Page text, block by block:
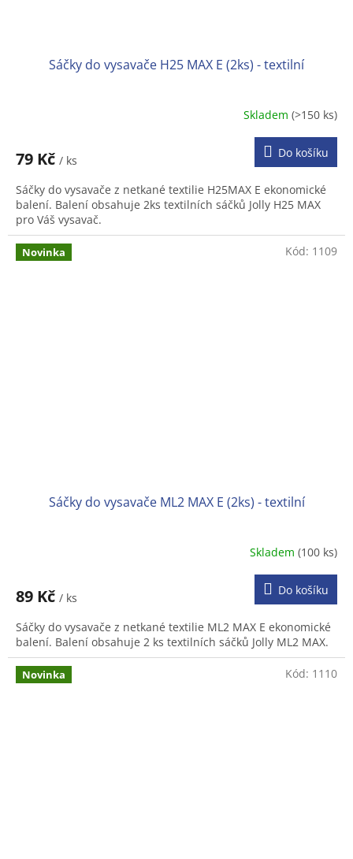
Sáčky do vysavače H25 MAX E (2ks) - textilní
Skladem (>150 ks)
79 Kč / ks
Do košíku
Sáčky do vysavače z netkané textilie H25MAX E ekonomické
balení. Balení obsahuje 2ks textilních sáčků Jolly H25 MAX
pro Váš vysavač.
Novinka
Sáčky do vysavače ML2 MAX E (2ks) - textilní
Skladem (100 ks)
89 Kč / ks
Do košíku
Sáčky do vysavače z netkané textilie ML2 MAX E ekonomické
balení. Balení obsahuje 2 ks textilních sáčků Jolly ML2 MAX.
Kód: 1109
Novinka Kód: 1110